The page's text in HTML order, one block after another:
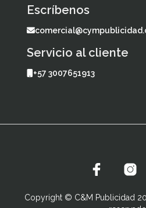
Escríbenos
Servicio al cliente
+57 3007651913
Copyright © C&M Publicidad